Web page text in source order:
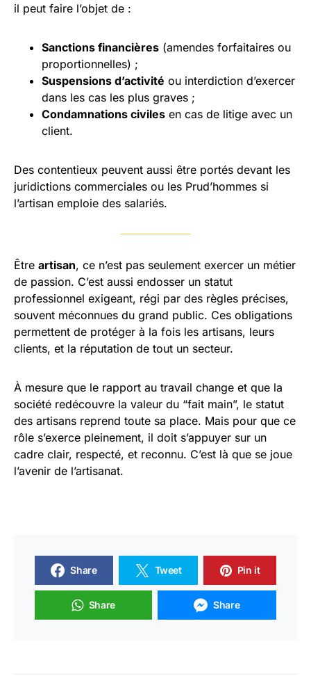
il peut faire l’objet de :
Sanctions financières (amendes forfaitaires ou
proportionnelles) ;
Suspensions d’activité ou interdiction d’exercer
dans les cas les plus graves ;
Condamnations civiles en cas de litige avec un
client.
Des contentieux peuvent aussi être portés devant les
juridictions commerciales ou les Prud’hommes si
l’artisan emploie des salariés.
Être artisan, ce n’est pas seulement exercer un métier
de passion. C’est aussi endosser un statut
professionnel exigeant, régi par des règles précises,
souvent méconnues du grand public. Ces obligations
permettent de protéger à la fois les artisans, leurs
clients, et la réputation de tout un secteur.
À mesure que le rapport au travail change et que la
société redécouvre la valeur du “fait main”, le statut
des artisans reprend toute sa place. Mais pour que ce
rôle s’exerce pleinement, il doit s’appuyer sur un
cadre clair, respecté, et reconnu. C’est là que se joue
l’avenir de l’artisanat.
Share Tweet Pin it
Share Share